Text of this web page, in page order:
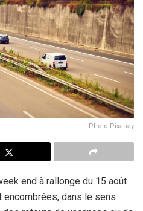
Photo Pixabay
end à rallonge du 15 août
encombrées, dans le sens